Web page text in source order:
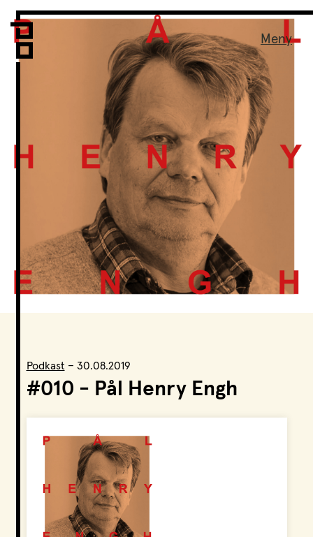
Meny
Vi er LPO
Vår organisering
Hva vi gjør
Prosjekter
Nyheter
Kontakt
Podkast
LPO Familien
LPO Oslo
LOF
Podkast – 30.08.2019
#010 - Pål Henry Engh